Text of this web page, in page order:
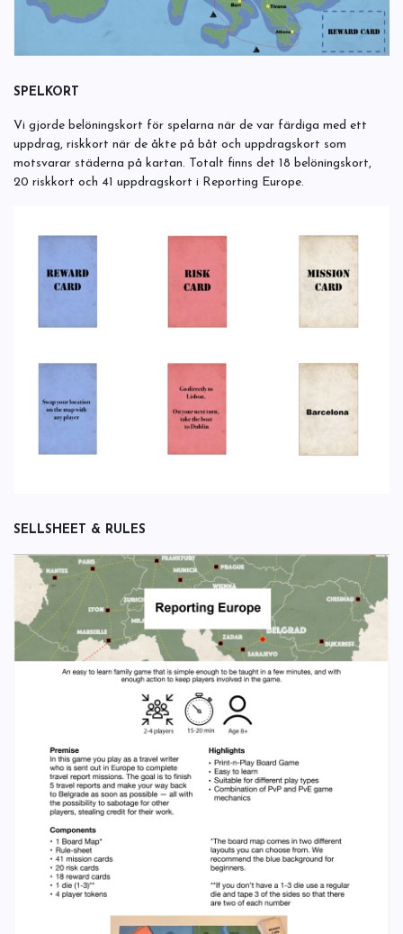
SPELKORT
Vi gjorde belöningskort för spelarna när de var färdiga med ett
uppdrag, riskkort när de åkte på båt och uppdragskort som
motsvarar städerna på kartan. Totalt finns det 18 belöningskort,
20 riskkort och 41 uppdragskort i Reporting Europe.
SELLSHEET & RULES